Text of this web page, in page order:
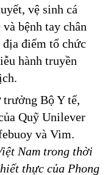
vệ sinh cá
bệnh tay chân
điểm tổ chức
hành truyền
Bộ Y tế,
Quỹ Unilever
và Vim.
Nam trong thời
thực của Phong